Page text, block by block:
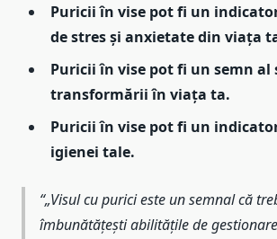
Puricii în vise pot fi un
de stres și anxietate din viața
Puricii în vise pot fi un semn al
transformării în viața ta.
Puricii în vise pot fi un
igienei tale.
„Visul cu purici este un semnal că
îmbunătățești abilitățile de